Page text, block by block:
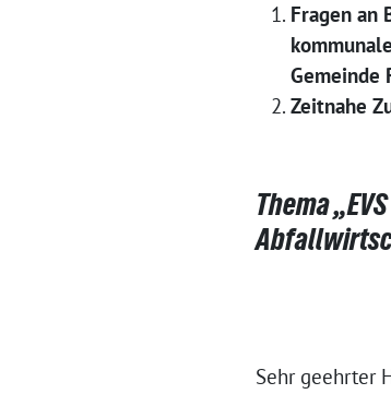
Fragen an
Gemeinde
Zeitnahe
Thema
Sehr geehrter